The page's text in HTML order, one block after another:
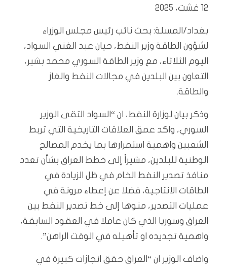
12 غشت، 2025
بغداد/المسلة: بحث نائب رئيس مجلس الوزراء
لشؤون الطاقة وزير النفط، حيان عبد الغني السواد،
اليوم الثلاثاء، مع وزير الطاقة السوري محمد بشير،
التعاون بين البلدين في مجالات النفط والغاز
والطاقة.
وذكر بيان لوزارة النفط، ان “السواد التقى الوزير
السوري، واكد عمق العلاقات التاريخية التي تربط
الشعبين واهمية استمرارها بما يخدم المصالح
الوطنية للبلدين، مشيراً إلى خطط العراق بشأن تعدد
منافذ تصدير النفط الخام في ظل الزيادة في
الطاقات الانتاجية، فضلا عن إعطاء مرونة في
عمليات التصدير، منوها إلى خط تصدير النفط بين
العراق وسوريا الذي كان عاملا في العقود السابقة،
واهمية تجديده او تأهيله في الوقت الراهن”.
واضاف الوزير ان “العراق حقق انجازات كبيرة في